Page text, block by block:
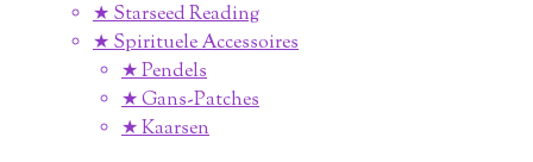
★ Starseed Reading
★ Spirituele Accessoires
★ Pendels
★ Gans-Patches
★ Kaarsen